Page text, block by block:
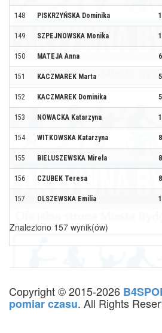
148 PISKRZYŃSKA Dominika
149 SZPEJNOWSKA Monika
150 MATEJA Anna
151 KACZMAREK Marta
152 KACZMAREK Dominika
153 NOWACKA Katarzyna
154 WITKOWSKA Katarzyna
155 BIELUSZEWSKA Mirela
156 CZUBEK Teresa
157 OLSZEWSKA Emilia
Znaleziono 157 wynik(ów)
Copyright © 2015-2026
pomiar czasu. All Rights